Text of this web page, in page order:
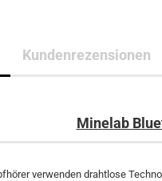
Kundenrezensionen
Minelab
verwenden drahtlose